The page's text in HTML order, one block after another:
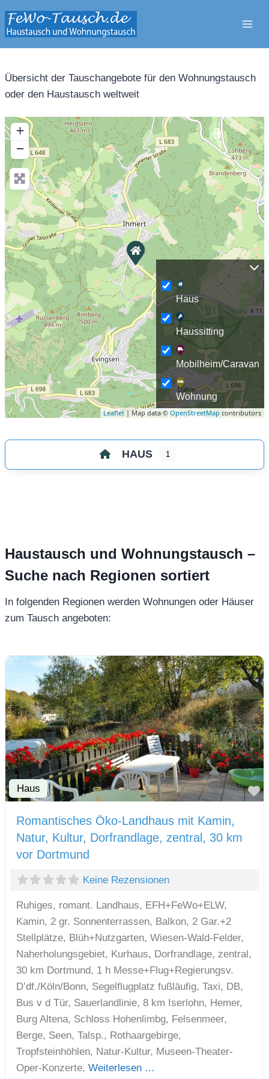
Inhalt
springen
Übersicht der Tauschangebote für den Wohnungstausch
oder den Haustausch weltweit
+
−
Leaflet| Map data © OpenStreetMap contributors
Haus
Haussitting
Mobilheim/Caravan
Wohnung
HAUS 1
Haustausch und Wohnungstausch –
Suche nach Regionen sortiert
In folgenden Regionen werden Wohnungen oder Häuser
zum Tausch angeboten:
Haus
Romantisches Öko-Landhaus mit Kamin,
Natur, Kultur, Dorfrandlage, zentral, 30 km
vor Dortmund
Keine Rezensionen
Ruhiges, romant. Landhaus, EFH+FeWo+ELW,
Kamin, 2 gr. Sonnenterrassen, Balkon, 2 Gar.+2
Stellplätze, Blüh+Nutzgarten, Wiesen-Wald-Felder,
Naherholungsgebiet, Kurhaus, Dorfrandlage, zentral,
30 km Dortmund, 1 h Messe+Flug+Regierungsv.
D’df./Köln/Bonn, Segelflugplatz fußläufig, Taxi, DB,
Bus v d Tür, Sauerlandlinie, 8 km Iserlohn, Hemer,
Burg Altena, Schloss Hohenlimbg, Felsenmeer,
Berge, Seen, Talsp., Rothaargebirge,
Tropfsteinhöhlen, Natur-Kultur, Museen-Theater-
Oper-Konzerte, Weiterlesen …